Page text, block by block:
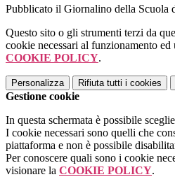
Pubblicato il Giornalino della
Questo sito o gli strumenti terzi da
cookie necessari al funzionamento
COOKIE POLICY.
Personalizza Rifiuta tutti i cookies
Gestione cookie
In questa schermata è possibile
I cookie necessari sono quelli che
piattaforma e non è possibile
Per conoscere quali sono i cookie
visionare la COOKIE POLICY.